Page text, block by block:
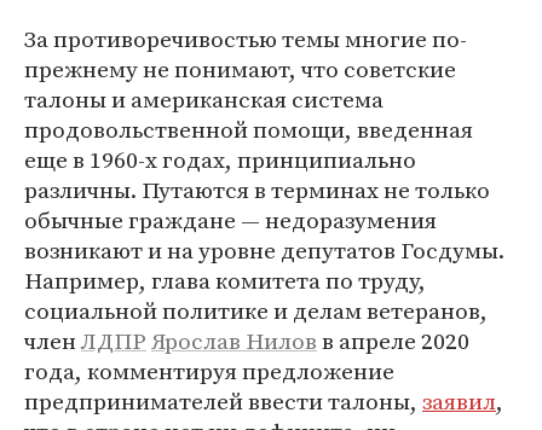
За противоречивостью темы многие по-
прежнему не понимают, что советские
талоны и американская система
продовольственной помощи, введенная
еще в 1960-х годах, принципиально
различны. Путаются в терминах не только
обычные граждане — недоразумения
возникают и на уровне депутатов Госдумы.
Например, глава комитета по труду,
социальной политике и делам ветеранов,
членЛДПРЯрослав Ниловв апреле 2020
года, комментируя предложение
предпринимателей ввести талоны, заявил,